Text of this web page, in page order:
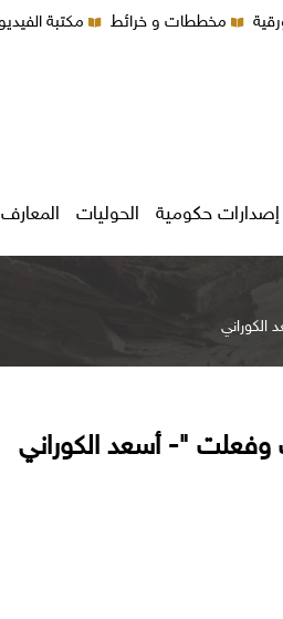
مخططات و خرائط مكتبة الفيديو
إصدارات حكومية الحوليات
"- أسعد الكوراني